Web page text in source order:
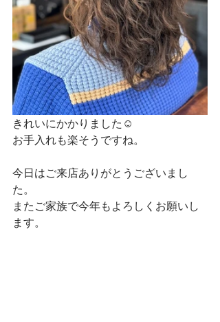
きれいにかかりました☺
お手入れも楽そうですね。
今日はご来店ありがとうございまし
た。
またご家族で今年もよろしくお願いし
ます。